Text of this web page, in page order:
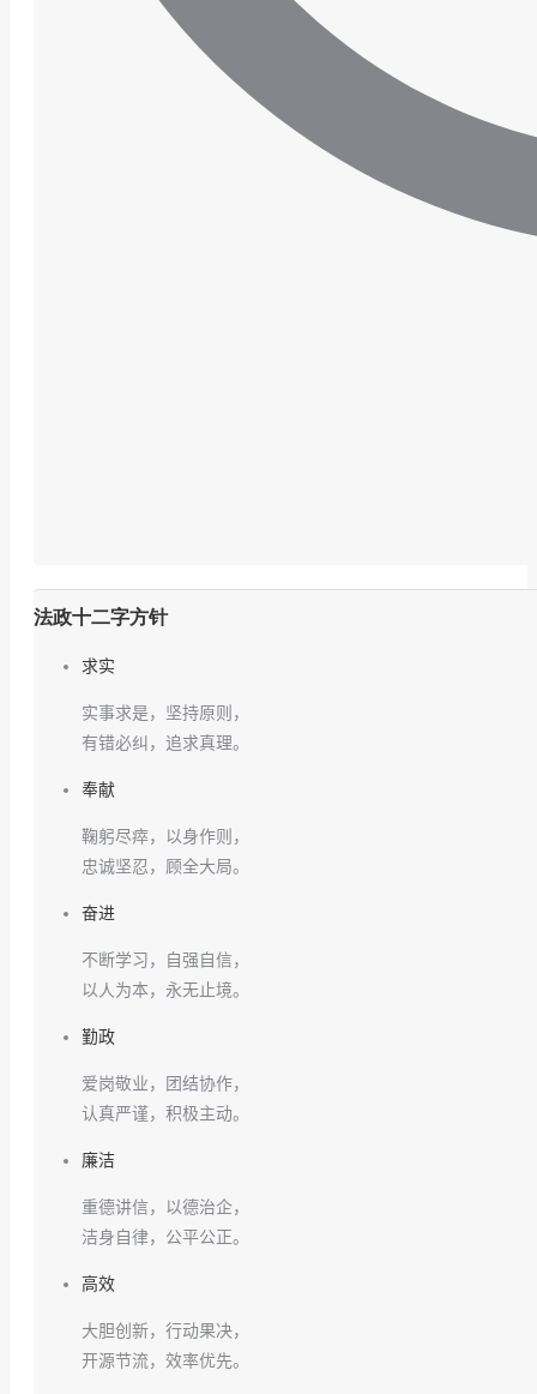
法政十二字方针
求实
实事求是，坚持原则，
有错必纠，追求真理。
奉献
鞠躬尽瘁，以身作则，
忠诚坚忍，顾全大局。
奋进
不断学习，自强自信，
以人为本，永无止境。
勤政
爱岗敬业，团结协作，
认真严谨，积极主动。
廉洁
重德讲信，以德治企，
洁身自律，公平公正。
高效
大胆创新，行动果决，
开源节流，效率优先。